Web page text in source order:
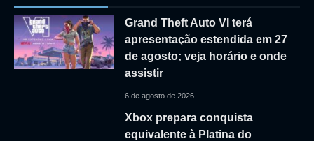
Grand Theft Auto VI terá
apresentação estendida em 27
de agosto; veja horário e onde
assistir
6 de agosto de 2026
Xbox prepara conquista
equivalente à Platina do